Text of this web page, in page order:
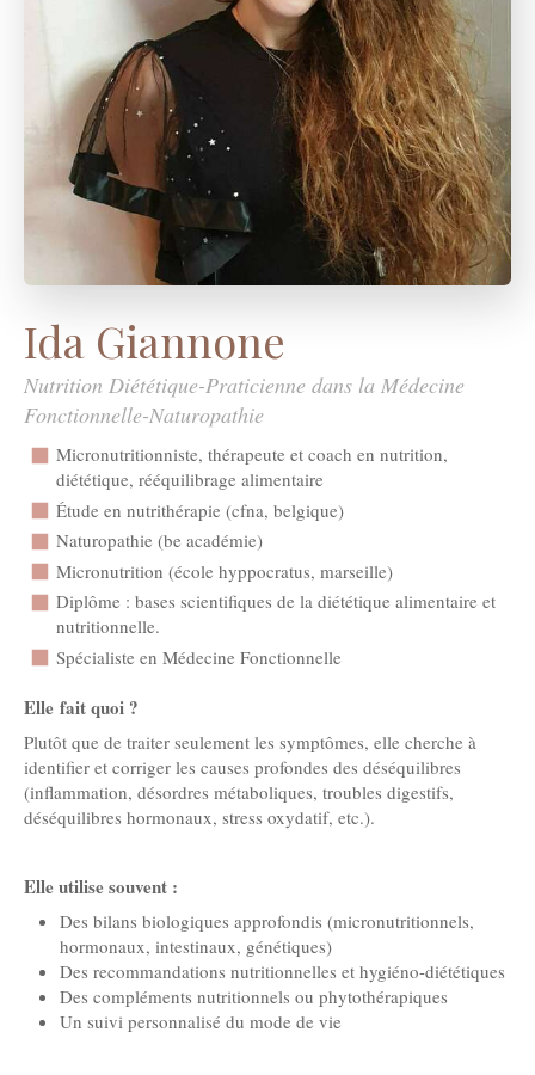
Ida Giannone
Nutrition Diététique-Praticienne dans la Médecine
Fonctionnelle-Naturopathie
Micronutritionniste, thérapeute et coach en nutrition,
diététique, rééquilibrage alimentaire
Étude en nutrithérapie (cfna, belgique)
Naturopathie (be académie)
Micronutrition (école hyppocratus, marseille)
Diplôme : bases scientifiques de la diététique alimentaire et
nutritionnelle.
Spécialiste en Médecine Fonctionnelle
Elle fait quoi ?
Plutôt que de traiter seulement les symptômes, elle cherche à
identifier et corriger les causes profondes des déséquilibres
(inflammation, désordres métaboliques, troubles digestifs,
déséquilibres hormonaux, stress oxydatif, etc.).
Elle utilise souvent :
Des bilans biologiques approfondis (micronutritionnels,
hormonaux, intestinaux, génétiques)
Des recommandations nutritionnelles et hygiéno-diététiques
Des compléments nutritionnels ou phytothérapiques
Un suivi personnalisé du mode de vie